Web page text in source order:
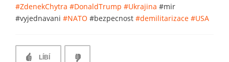
#ZdenekChytra #DonaldTrump #Ukrajina #mir
#vyjednavani #NATO #bezpecnost #demilitarizace #USA
LÍBÍ